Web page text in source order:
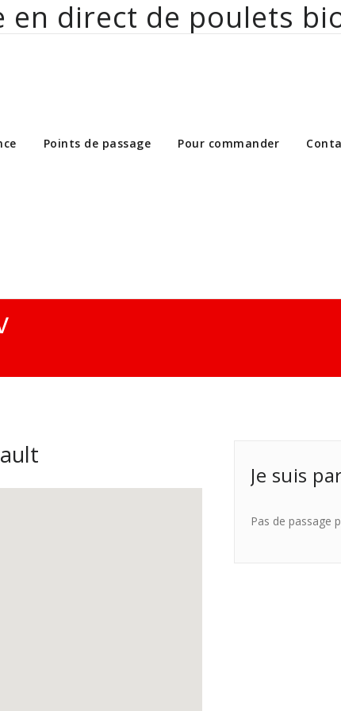
en direct de poulets
poulets bio aux particuliers et
Points de passage Pour commander
Je suis
Pas de passage